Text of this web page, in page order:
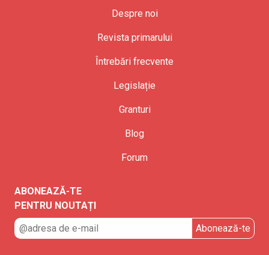
Despre noi
Revista primarului
Întrebări frecvente
Legislație
Granturi
Blog
Forum
ABONEAZĂ-TE
PENTRU NOUTAȚI